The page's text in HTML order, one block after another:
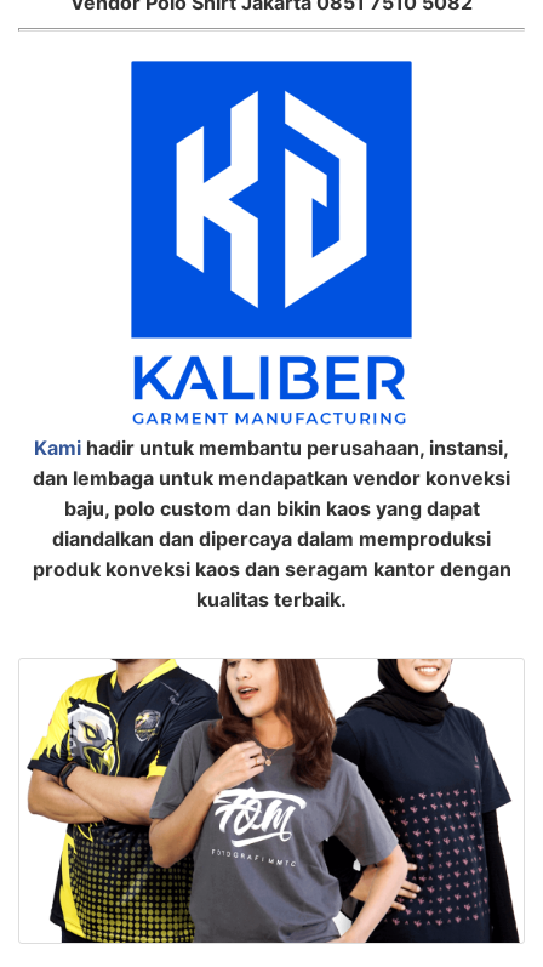
Kami hadir untuk membantu perusahaan, instansi,
dan lembaga untuk mendapatkan vendor konveksi
baju, polo custom dan bikin kaos yang dapat
diandalkan dan dipercaya dalam memproduksi
produk konveksi kaos dan seragam kantor dengan
kualitas terbaik.